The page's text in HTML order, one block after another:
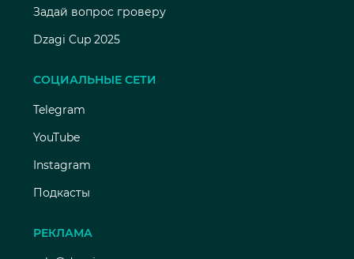
Задай вопрос гроверу
Dzagi Cup 2025
СОЦИАЛЬНЫЕ СЕТИ
Telegram
YouTube
Instagram
Подкасты
РЕКЛАМА